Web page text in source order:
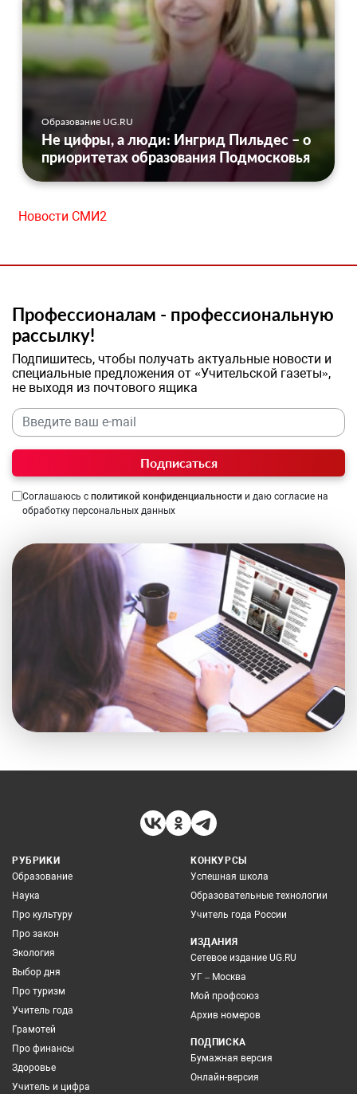
Образование UG.RU
Не цифры, а люди: Ингрид Пильдес – о
приоритетах образования Подмосковья
Новости СМИ2
Профессионалам - профессиональную
рассылку!
Подпишитесь, чтобы получать актуальные новости и
специальные предложения от «Учительской газеты»,
не выходя из почтового ящика
Подписаться
Соглашаюсь с политикой конфиденциальности и даю согласие на
обработку персональных данных
РУБРИКИ
Образование
Наука
Про культуру
Про закон
Экология
Выбор дня
Про туризм
Учитель года
Грамотей
Про финансы
Здоровье
Учитель и цифра
КОНКУРСЫ
Успешная школа
Образовательные технологии
Учитель года России
ИЗДАНИЯ
Сетевое издание UG.RU
УГ – Москва
Мой профсоюз
Архив номеров
ПОДПИСКА
Бумажная версия
Онлайн-версия